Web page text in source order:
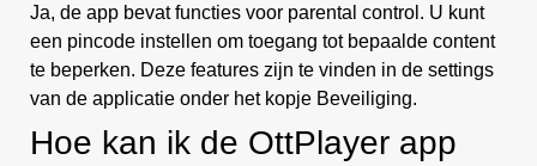
Ja, de app bevat functies voor parental control. U kunt
een pincode instellen om toegang tot bepaalde content
te beperken. Deze features zijn te vinden in de settings
van de applicatie onder het kopje Beveiliging.
Hoe kan ik de OttPlayer app